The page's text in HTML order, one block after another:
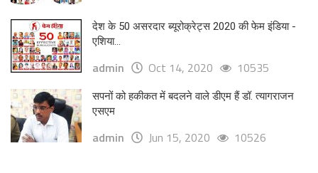
देश के 50 असरदार ब्यूरोक्रेट्स 2020 की फेम इंडिया -
एशिया...
admin Oct 14, 2020 10535
सपनों को हकीकत में बदलने वाले डीएम हैं डॉ. त्यागराजन
एसएम
admin Jun 15, 2020 10526